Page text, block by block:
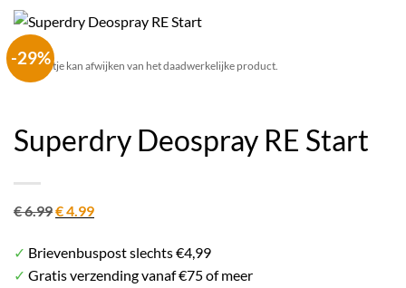
-29%
Het plaatje kan afwijken van het daadwerkelijke product.
Superdry Deospray RE Start
€6.99Oorspronkelijke
was:
€ 6.99.
€4.99Huidige
is:
€ 4.99.
✓ Brievenbuspost slechts €4,99
✓ Gratis verzending vanaf €75 of meer